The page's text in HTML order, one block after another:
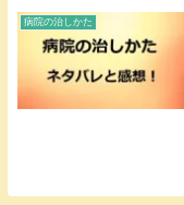
病院の治しかた